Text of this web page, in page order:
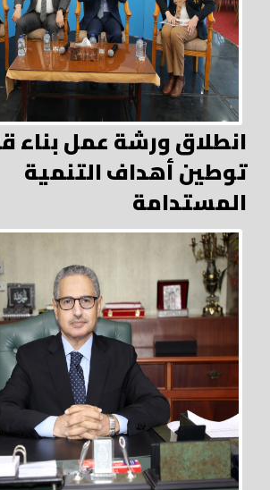
انطلاق ورشة عمل بناء
توطين أهداف التنمية
المستدامة